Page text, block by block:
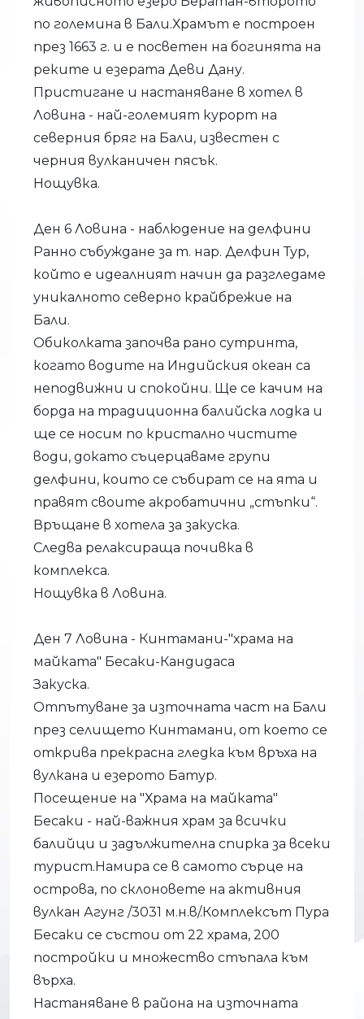
по големина в Бали.Храмът е построен
през 1663 г. и е посветен на богинята на
реките и езерата Деви Дану.
Пристигане и настаняване в хотел в
Ловина - най-големият курорт на
северния бряг на Бали, известен с
черния вулканичен пясък.
Нощувка.
Ден 6 Ловина - наблюдение на делфини
Ранно събуждане за т. нар. Делфин Тур,
който е идеалният начин да разгледаме
уникалното северно крайбрежие на
Бали.
Обиколката започва рано сутринта,
когато водите на Индийския океан са
неподвижни и спокойни. Ще се качим на
борда на традиционна балийска лодка и
ще се носим по кристално чистите
води, докато съцерцаваме групи
делфини, които се събират се на ята и
правят своите акробатични „стъпки“.
Връщане в хотела за закуска.
Следва релаксираща почивка в
комплекса.
Нощувка в Ловина.
Ден 7 Ловина - Кинтамани-"храма на
майката" Бесаки-Кандидаса
Закуска.
Отпътуване за източната част на Бали
през селището Кинтамани, от което се
открива прекрасна гледка към връха на
вулкана и езерото Батур.
Посещение на "Храма на майката"
Бесаки - най-важния храм за всички
балийци и задължителна спирка за всеки
турист.Намира се в самото сърце на
острова, по склоновете на активния
вулкан Агунг /3031 м.н.в/.Комплексът Пура
Бесаки се състои от 22 храма, 200
постройки и множество стъпала към
върха.
Настаняване в района на източната